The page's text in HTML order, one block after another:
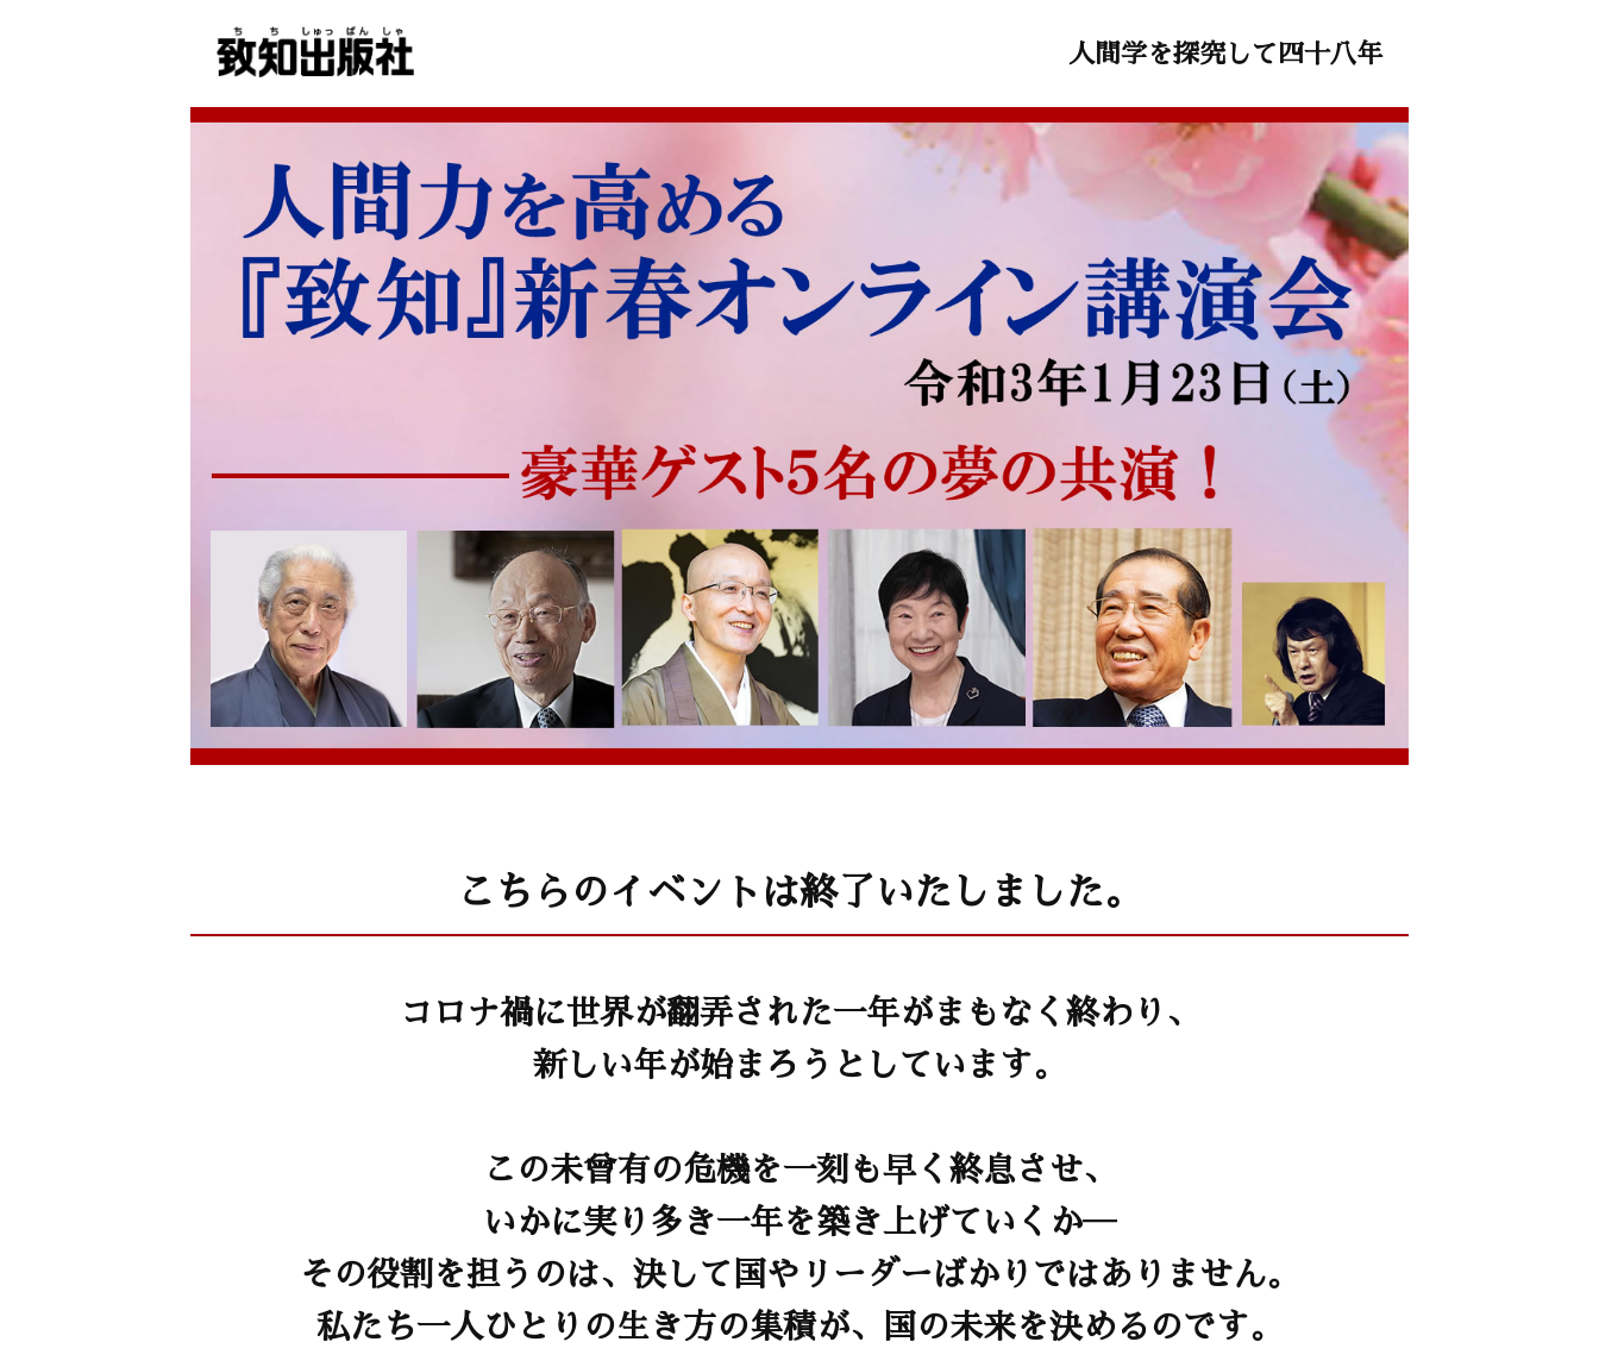
人間学を探究して四十八年
こちらのイベントは終了いたしました。
コロナ禍に世界が翻弄された一年がまもなく終わり、
新しい年が始まろうとしています。
この未曾有の危機を一刻も早く終息させ、
いかに実り多き一年を築き上げていくか―
その役割を担うのは、決して国やリーダーばかりではありません。
私たち一人ひとりの生き方の集積が、国の未来を決めるのです。